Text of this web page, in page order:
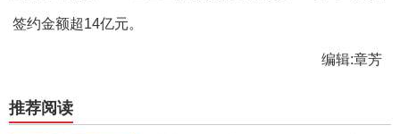
签约金额超14亿元。
编辑:章芳
推荐阅读